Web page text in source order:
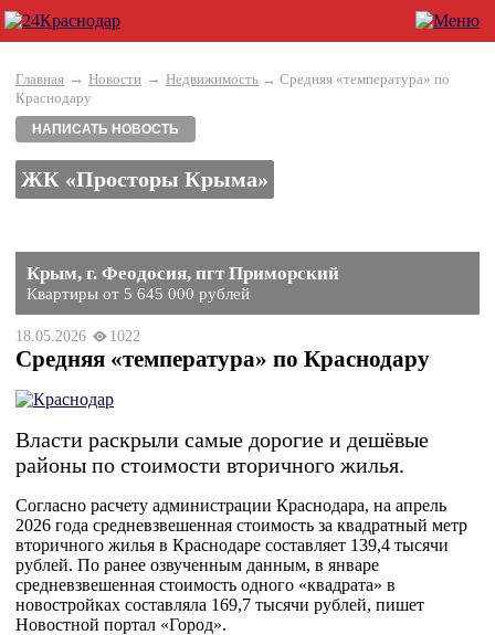
Главная → Новости → Недвижимость → Средняя «температура» по
Краснодару
НАПИСАТЬ НОВОСТЬ
ЖК «Просторы Крыма»
Крым, г. Феодосия, пгт Приморский
Квартиры от 5 645 000 рублей
18.05.2026 1022
Средняя «температура» по Краснодару
Власти раскрыли самые дорогие и дешёвые
районы по стоимости вторичного жилья.
Согласно расчету администрации Краснодара, на апрель
2026 года средневзвешенная стоимость за квадратный метр
вторичного жилья в Краснодаре составляет 139,4 тысячи
рублей. По ранее озвученным данным, в январе
средневзвешенная стоимость одного «квадрата» в
новостройках составляла 169,7 тысячи рублей, пишет
Новостной портал «Город».